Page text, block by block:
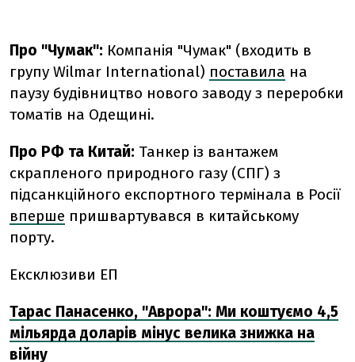
Про "Чумак": Компанія "Чумак" (входить в
групу Wilmar International) поставила на
паузу будівництво нового заводу з переробки
томатів на Одещині.
Про РФ та Китай: Танкер із вантажем
скрапленого природного газу (СПГ) з
підсанкційного експортного термінала в Росії
вперше пришвартувався в китайському
порту.
Ексклюзиви ЕП
Тарас Панасенко, "Аврора": Ми коштуємо 4,5
мільярда доларів мінус велика знижка на
війну